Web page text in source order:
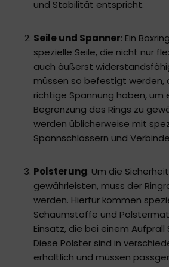
und Stabilität entspricht.
Seile und Spanner: Ein
spezielle Seile, die nicht nur
auch äußerst
müssen so befestigt werden,
richtige Spannung haben, um
Begrenzung des Rings zu
werden üblicherweise mit
Spannschlössern und
Polsterung: Um die
gewährleisten, muss der
werden. Hierfür kommen
Schaumstoffe und
Einsatz, die bei einem
Diese Polster sind in
erhältlich und müssen